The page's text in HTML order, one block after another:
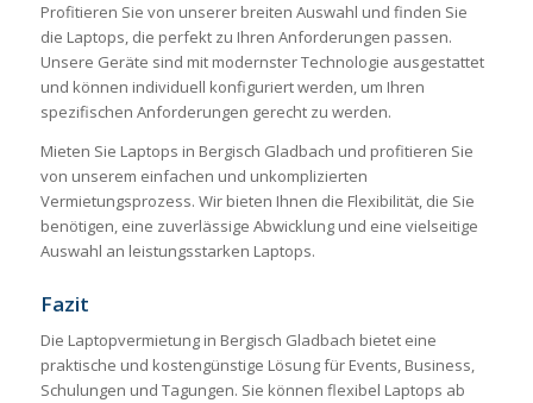
Profitieren Sie von unserer breiten Auswahl und finden Sie
die Laptops, die perfekt zu Ihren Anforderungen passen.
Unsere Geräte sind mit modernster Technologie ausgestattet
und können individuell konfiguriert werden, um Ihren
spezifischen Anforderungen gerecht zu werden.
Mieten Sie Laptops in Bergisch Gladbach und profitieren Sie
von unserem einfachen und unkomplizierten
Vermietungsprozess. Wir bieten Ihnen die Flexibilität, die Sie
benötigen, eine zuverlässige Abwicklung und eine vielseitige
Auswahl an leistungsstarken Laptops.
Fazit
Die Laptopvermietung in Bergisch Gladbach bietet eine
praktische und kostengünstige Lösung für Events, Business,
Schulungen und Tagungen. Sie können flexibel Laptops ab